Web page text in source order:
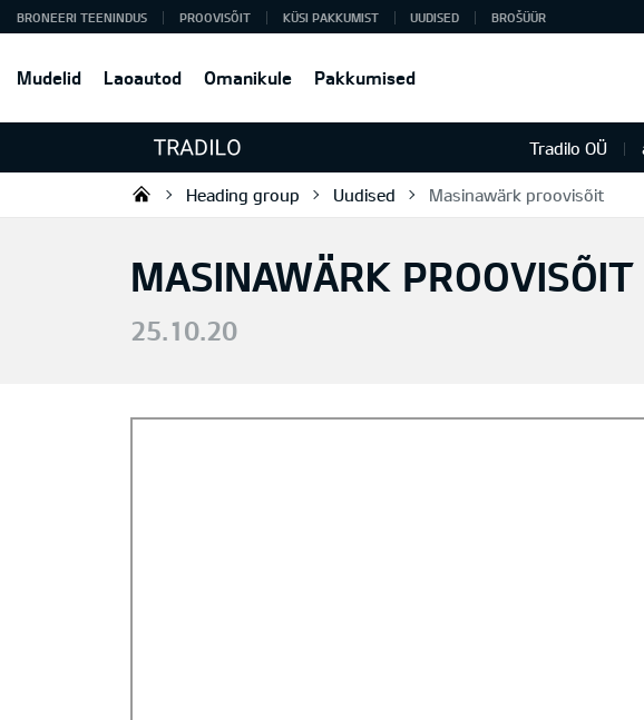
Mudelid Laoautod Omanikule Pakkumised
BRONEERI TEENINDUS PROOVISÕIT KÜSI PAKKUMIST UUDISED BROŠÜÜR
Tradilo OÜ
Tradilo OÜ
Heading group Uudised Masinawärk proovisõit
MASINAWÄRK PROOVISÕIT
25.10.20